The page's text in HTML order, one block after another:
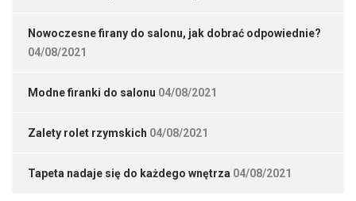
Nowoczesne firany do salonu, jak dobrać odpowiednie?
04/08/2021
Modne firanki do salonu 04/08/2021
Zalety rolet rzymskich 04/08/2021
Tapeta nadaje się do każdego wnętrza 04/08/2021